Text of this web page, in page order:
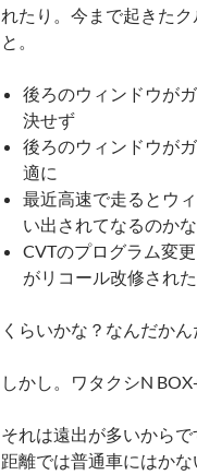
れたり。今まで起きた
と。
後ろのウィンドウが
決せず
後ろのウィンドウが
適に
最近高速で走るとウ
い出されてなるのか
CVTのプログラム変
がリコール改修され
くらいかな？なんだか
しかし。ワタクシN
それは遠出が多いから
距離では普通車にはか